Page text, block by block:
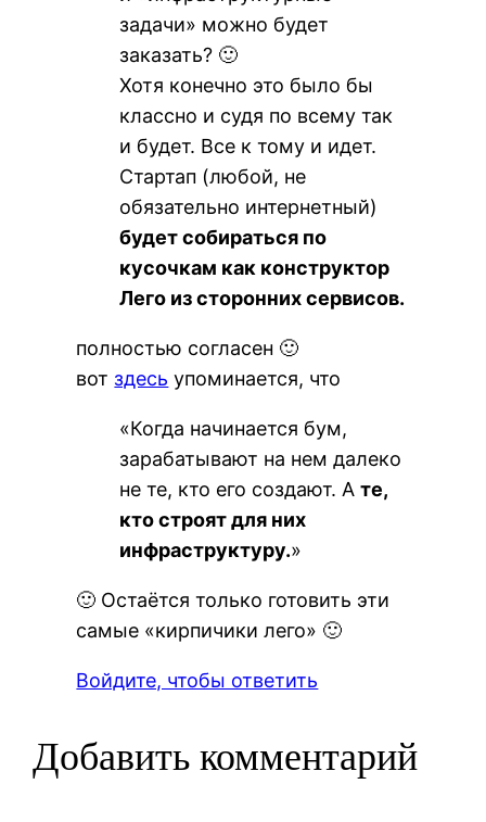
задачи» можно будет
заказать? 🙂
Хотя конечно это было бы
классно и судя по всему так
и будет. Все к тому и идет.
Стартап (любой, не
обязательно интернетный)
будет собираться по
кусочкам как конструктор
Лего из сторонних сервисов.
полностью согласен 🙂
вот здесь упоминается, что
«Когда начинается бум,
зарабатывают на нем далеко
не те, кто его создают. Ате,
кто строят для них
инфраструктуру.»
🙂 Остаётся только готовить эти
самые «кирпичики лего» 🙂
Войдите, чтобы ответить
Добавить комментарий